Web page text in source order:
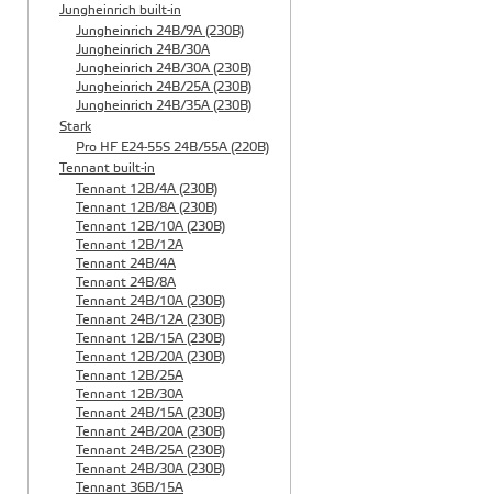
Jungheinrich built-in
Jungheinrich 24B/9A (230B)
Jungheinrich 24B/30A
Jungheinrich 24B/30A (230B)
Jungheinrich 24B/25A (230B)
Jungheinrich 24B/35A (230B)
Stark
Pro HF E24-55S 24B/55A (220B)
Tennant built-in
Tennant 12B/4A (230B)
Tennant 12B/8A (230B)
Tennant 12B/10A (230B)
Tennant 12B/12A
Tennant 24B/4A
Tennant 24B/8A
Tennant 24B/10A (230B)
Tennant 24B/12A (230B)
Tennant 12B/15A (230B)
Tennant 12B/20A (230B)
Tennant 12B/25A
Tennant 12B/30A
Tennant 24B/15A (230B)
Tennant 24B/20A (230B)
Tennant 24B/25A (230B)
Tennant 24B/30A (230B)
Tennant 36B/15A